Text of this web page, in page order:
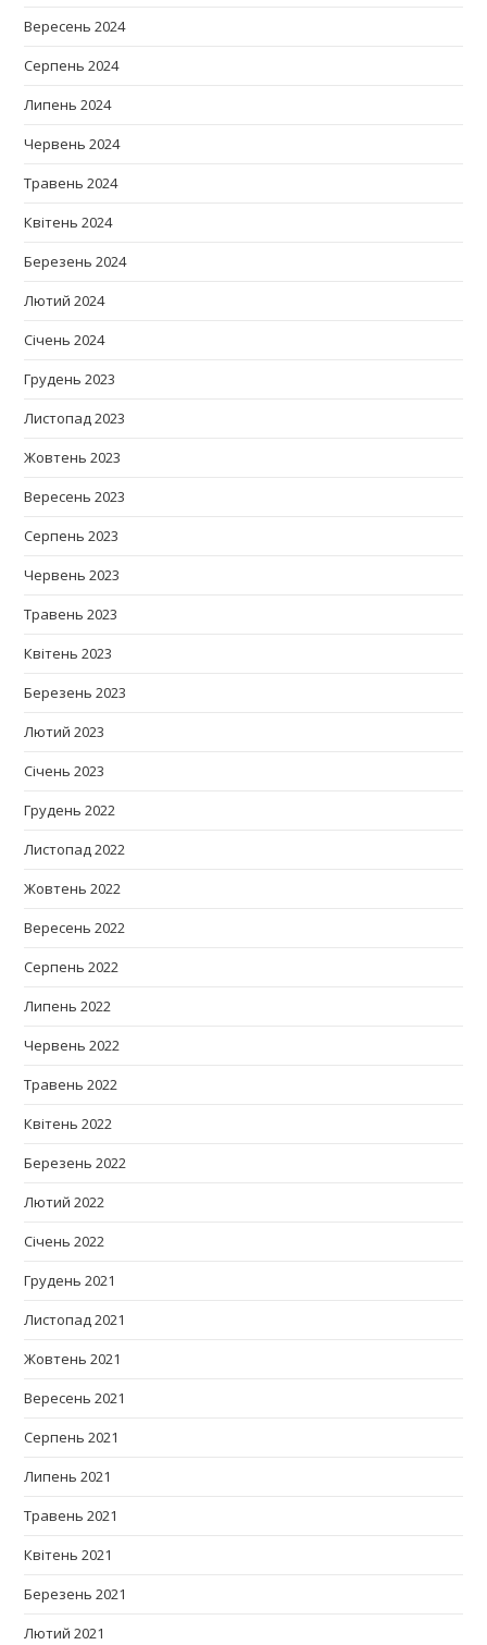
Вересень 2024
Серпень 2024
Липень 2024
Червень 2024
Травень 2024
Квітень 2024
Березень 2024
Лютий 2024
Січень 2024
Грудень 2023
Листопад 2023
Жовтень 2023
Вересень 2023
Серпень 2023
Червень 2023
Травень 2023
Квітень 2023
Березень 2023
Лютий 2023
Січень 2023
Грудень 2022
Листопад 2022
Жовтень 2022
Вересень 2022
Серпень 2022
Липень 2022
Червень 2022
Травень 2022
Квітень 2022
Березень 2022
Лютий 2022
Січень 2022
Грудень 2021
Листопад 2021
Жовтень 2021
Вересень 2021
Серпень 2021
Липень 2021
Травень 2021
Квітень 2021
Березень 2021
Лютий 2021